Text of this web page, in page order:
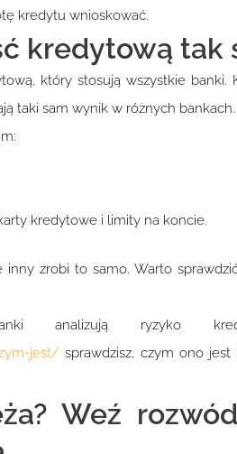
kredytu wnioskować.
kredytową tak
który stosują wszystkie banki.
taki sam wynik w różnych bankach.
kredytowe i limity na koncie.
zrobi to samo. Warto
analizują ryzyko
jest/ sprawdzisz, czym ono
Weź